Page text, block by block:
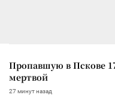
Пропавшую в Пскове
мертвой
27 минут назад